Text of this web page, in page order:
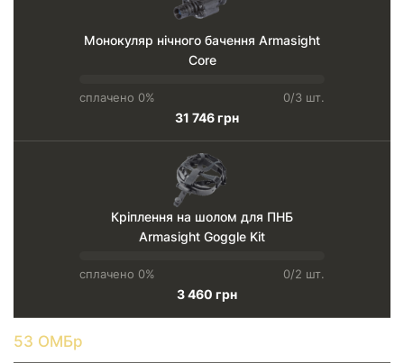
Монокуляр нічного бачення Armasight
Core
сплачено 0% 0/3 шт.
31 746 грн
Кріплення на шолом для ПНБ
Armasight Goggle Kit
сплачено 0% 0/2 шт.
3 460 грн
53 ОМБр